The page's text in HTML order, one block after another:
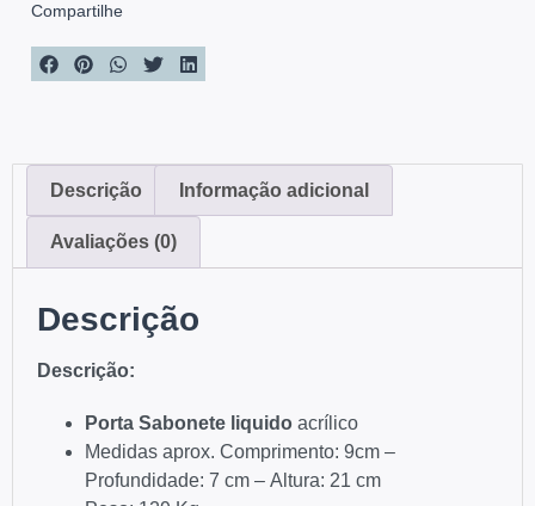
Compartilhe
Descrição Informação adicional
Avaliações (0)
Descrição
Descrição:
Porta Sabonete liquido acrílico
Medidas aprox. Comprimento: 9cm –
Profundidade: 7 cm – Altura: 21 cm